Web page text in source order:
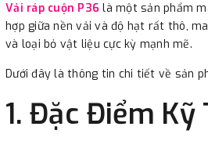
Vải ráp cuộn P36 là một sản phẩm
hợp giữa nền vải và độ hạt rất thô,
và loại bỏ vật liệu cực kỳ mạnh mẽ.
Dưới đây là thông tin chi tiết về sản
1. Đặc Điểm Kỹ